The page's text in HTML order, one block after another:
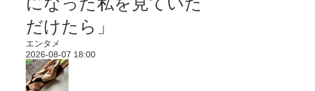
だけたら」
エンタメ
2026-08-07 18:00